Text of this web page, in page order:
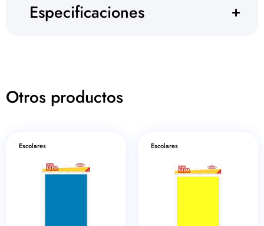
Especificaciones
Otros productos
Escolares Escolares